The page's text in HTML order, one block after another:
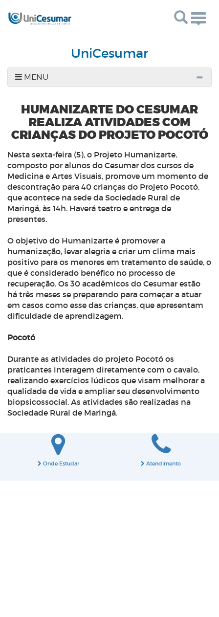
UniCesumar
MENU
HUMANIZARTE DO CESUMAR
REALIZA ATIVIDADES COM
CRIANÇAS DO PROJETO POCOTÓ
Nesta sexta-feira (5), o Projeto Humanizarte,
composto por alunos do Cesumar dos cursos de
Medicina e Artes Visuais, promove um momento de
descontração para 40 crianças do Projeto Pocotó,
que acontece na sede da Sociedade Rural de
Maringá, às 14h. Haverá teatro e entrega de
presentes.
O objetivo do Humanizarte é promover a
humanização, levar alegria e criar um clima mais
positivo para os menores em tratamento de saúde, o
que é considerado benéfico no processo de
recuperação. Os 30 acadêmicos do Cesumar estão
há três meses se preparando para começar a atuar
em casos como esse das crianças, que apresentam
dificuldade de aprendizagem.
Pocotó
Durante as atividades do projeto Pocotó os
praticantes interagem diretamente com o cavalo,
realizando exercícios lúdicos que visam melhorar a
qualidade de vida e ampliar seu desenvolvimento
biopsicossocial. As atividades são realizadas na
Sociedade Rural de Maringá.
Onde Estudar Atendimento